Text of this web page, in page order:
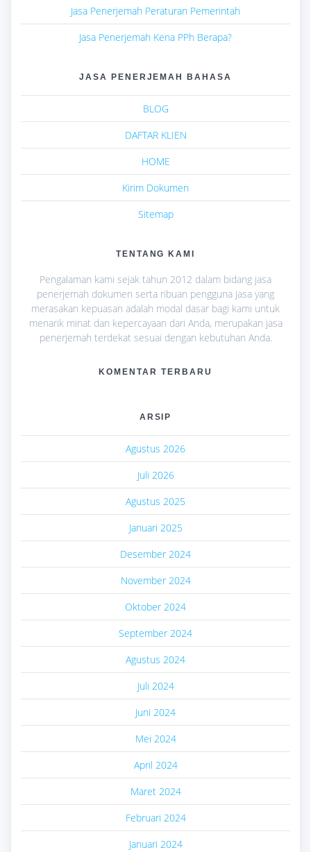
Jasa Penerjemah Peraturan Pemerintah
Jasa Penerjemah Kena PPh Berapa?
JASA PENERJEMAH BAHASA
BLOG
DAFTAR KLIEN
HOME
Kirim Dokumen
Sitemap
TENTANG KAMI
Pengalaman kami sejak tahun 2012 dalam bidang jasa
penerjemah dokumen serta ribuan pengguna jasa yang
merasakan kepuasan adalah modal dasar bagi kami untuk
menarik minat dan kepercayaan dari Anda, merupakan jasa
penerjemah terdekat sesuai dengan kebutuhan Anda.
KOMENTAR TERBARU
ARSIP
Agustus 2026
Juli 2026
Agustus 2025
Januari 2025
Desember 2024
November 2024
Oktober 2024
September 2024
Agustus 2024
Juli 2024
Juni 2024
Mei 2024
April 2024
Maret 2024
Februari 2024
Januari 2024